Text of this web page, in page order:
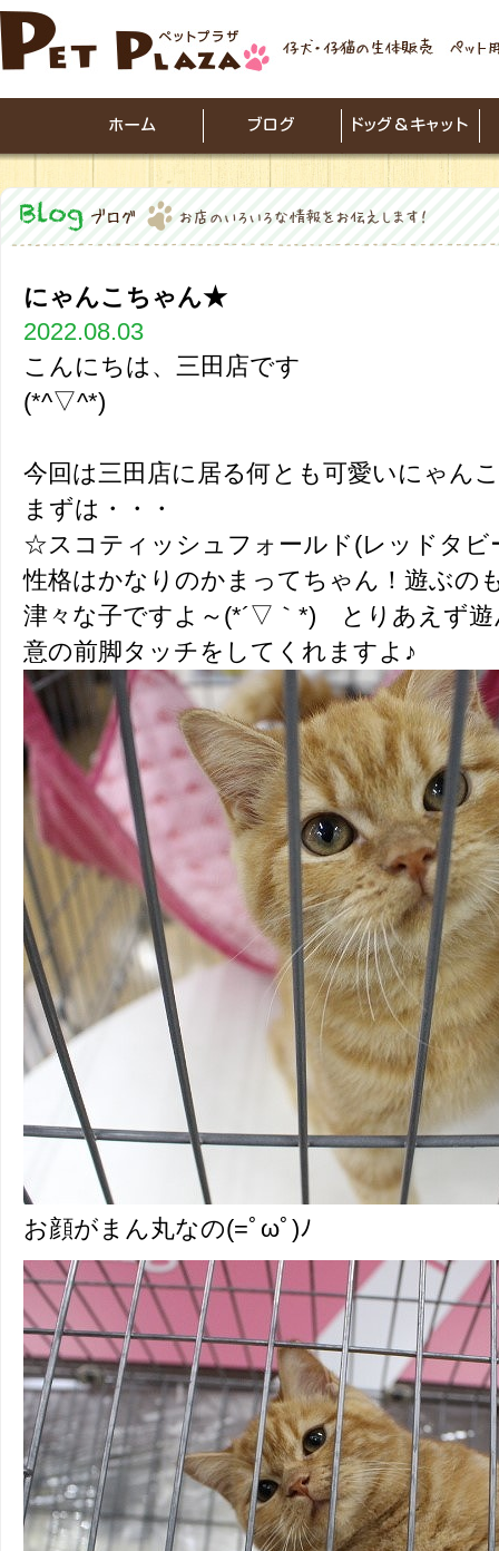
にゃんこちゃん★
2022.08.03
こんにちは、三田店です
今回は三田店に居る何とも可愛いにゃん
まずは・・・
☆スコティッシュフォールド(レッドタビ
性格はかなりのかまってちゃん！遊ぶの
津々な子ですよ～(*´▽｀*) とりあえず遊
意の前脚タッチをしてくれますよ♪
お顔がまん丸なの(=ﾟωﾟ)ﾉ